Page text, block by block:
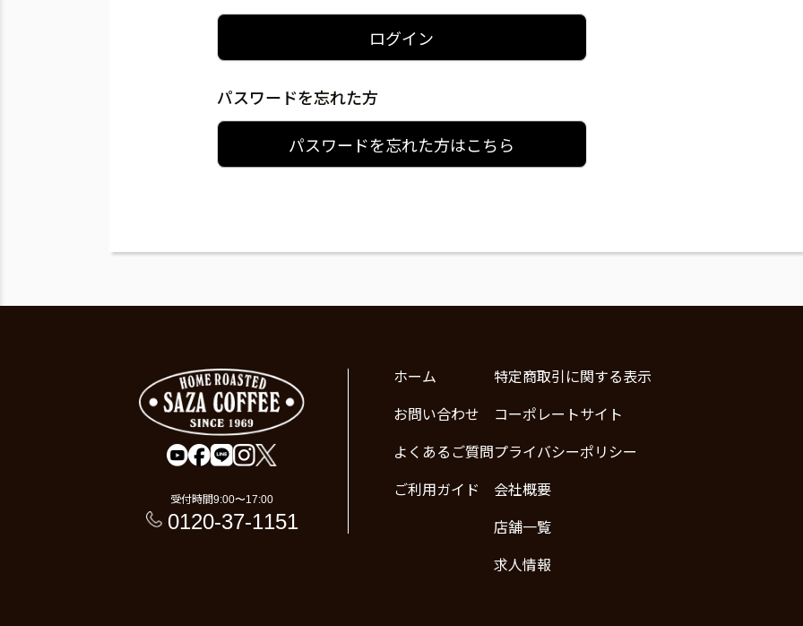
ログイン
パスワードを忘れた方
パスワードを忘れた方はこちら
受付時間9:00〜17:00
0120-37-1151
ホーム
お問い合わせ
よくあるご質問
ご利用ガイド
特定商取引に関する表示
コーポレートサイト
プライバシーポリシー
会社概要
店舗一覧
求人情報